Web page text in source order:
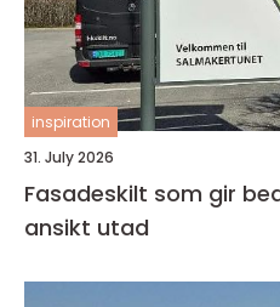
inspiration
31. July 2026
Fasadeskilt som gir
ansikt utad